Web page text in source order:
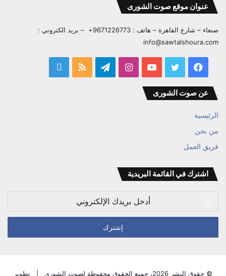
عنوان موقع صوت الشورى
صنعاء – شارع القاهرة – هاتف : 9671226773+ – بريد الكتروني :
info@sawtalshoura.com
فيسبوك تويتر يوتيوب انستقرامتيلقرام ملخص
عن صوت الشورى
الرئيسية
من نحن
فريق العمل
اشترك في القائمة البريدية
الإلكتروني
© حقوق النشر 2026، جميع الحقوق محفوظة لصوت الشورى | تطوير